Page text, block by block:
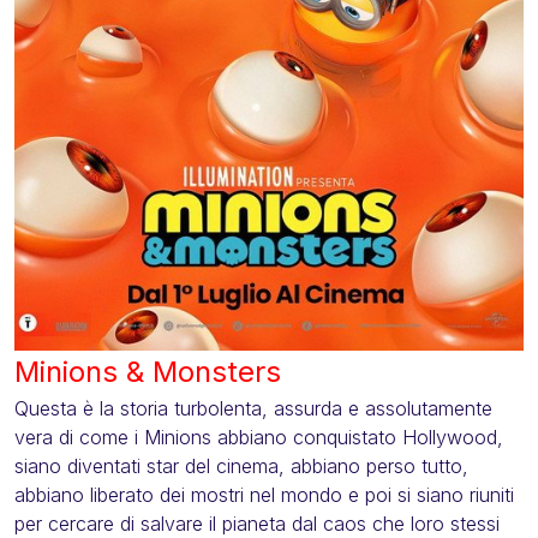
Minions & Monsters
Questa è la storia turbolenta, assurda e assolutamente
vera di come i Minions abbiano conquistato Hollywood,
siano diventati star del cinema, abbiano perso tutto,
abbiano liberato dei mostri nel mondo e poi si siano riuniti
per cercare di salvare il pianeta dal caos che loro stessi